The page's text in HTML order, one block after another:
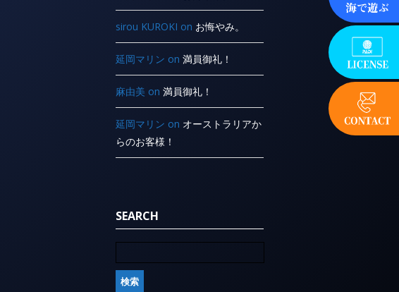
sirou KUROKI on お悔やみ。
延岡マリン on満員御礼！
麻由美 on満員御礼！
延岡マリン on オーストラリアか
らのお客様！
SEARCH